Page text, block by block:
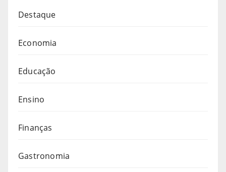
Destaque
Economia
Educação
Ensino
Finanças
Gastronomia